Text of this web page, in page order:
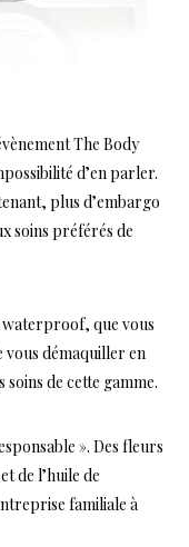
The Body
d’en parler.
plus d’embargo
soins préférés de
waterproof, que vous
vous démaquiller en
de cette gamme.
». Des fleurs
de l’huile de
familiale à